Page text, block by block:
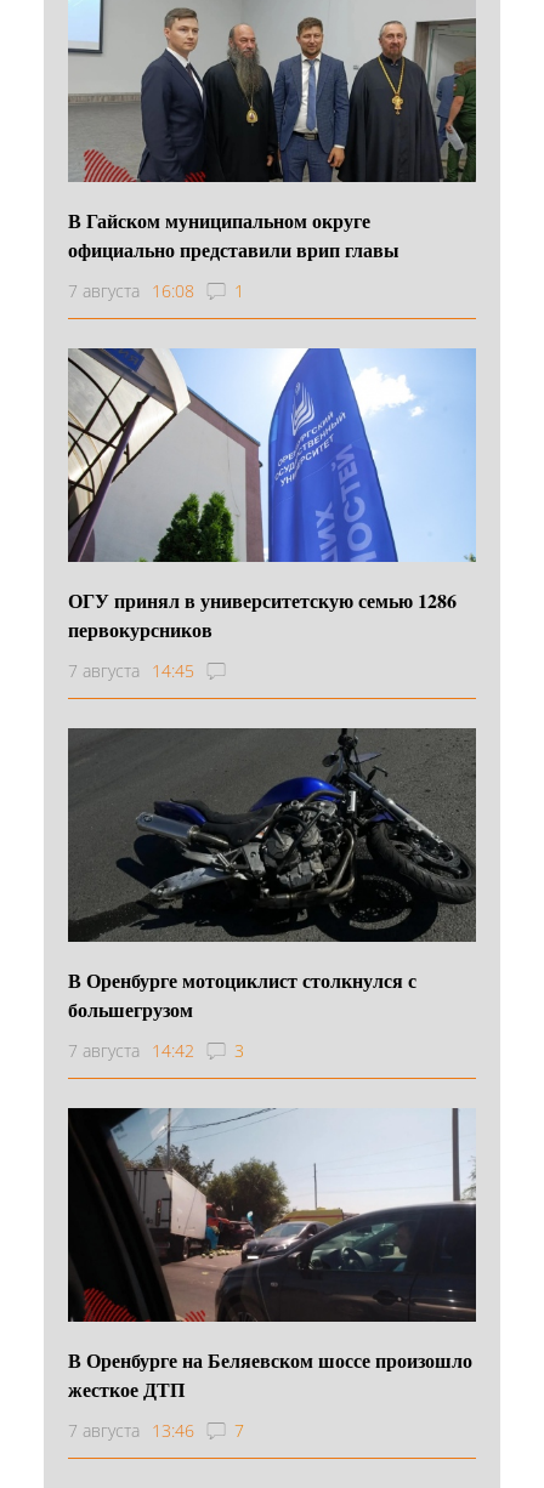
В Гайском муниципальном округе
официально представили врип главы
7 августа 16:08 1
ОГУ принял в университетскую семью 1286
первокурсников
7 августа 14:45
В Оренбурге мотоциклист столкнулся с
большегрузом
7 августа 14:42 3
В Оренбурге на Беляевском шоссе произошло
жесткое ДТП
7 августа 13:46 7